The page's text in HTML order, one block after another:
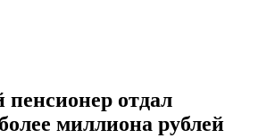
пенсионер отдал
миллиона рублей